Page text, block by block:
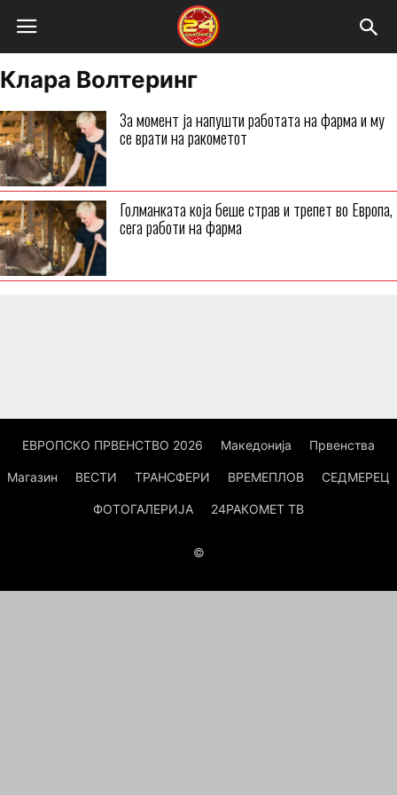
Клара Волтеринг
За момент ја напушти работата на фарма и му
се врати на ракометот
Голманката која беше страв и трепет во Европа,
сега работи на фарма
ЕВРОПСКО ПРВЕНСТВО 2026 Македонија Првенства
Магазин ВЕСТИ ТРАНСФЕРИ ВРЕМЕПЛОВ СЕДМЕРЕЦ
ФОТОГАЛЕРИЈА 24РАКОМЕТ ТВ
©